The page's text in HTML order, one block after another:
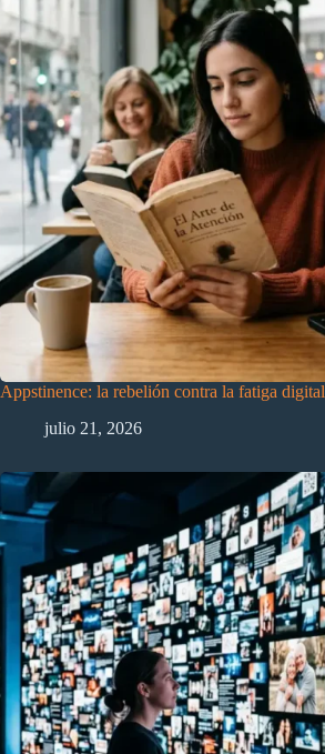
Appstinence: la rebelión contra la fatiga digital
julio 21, 2026